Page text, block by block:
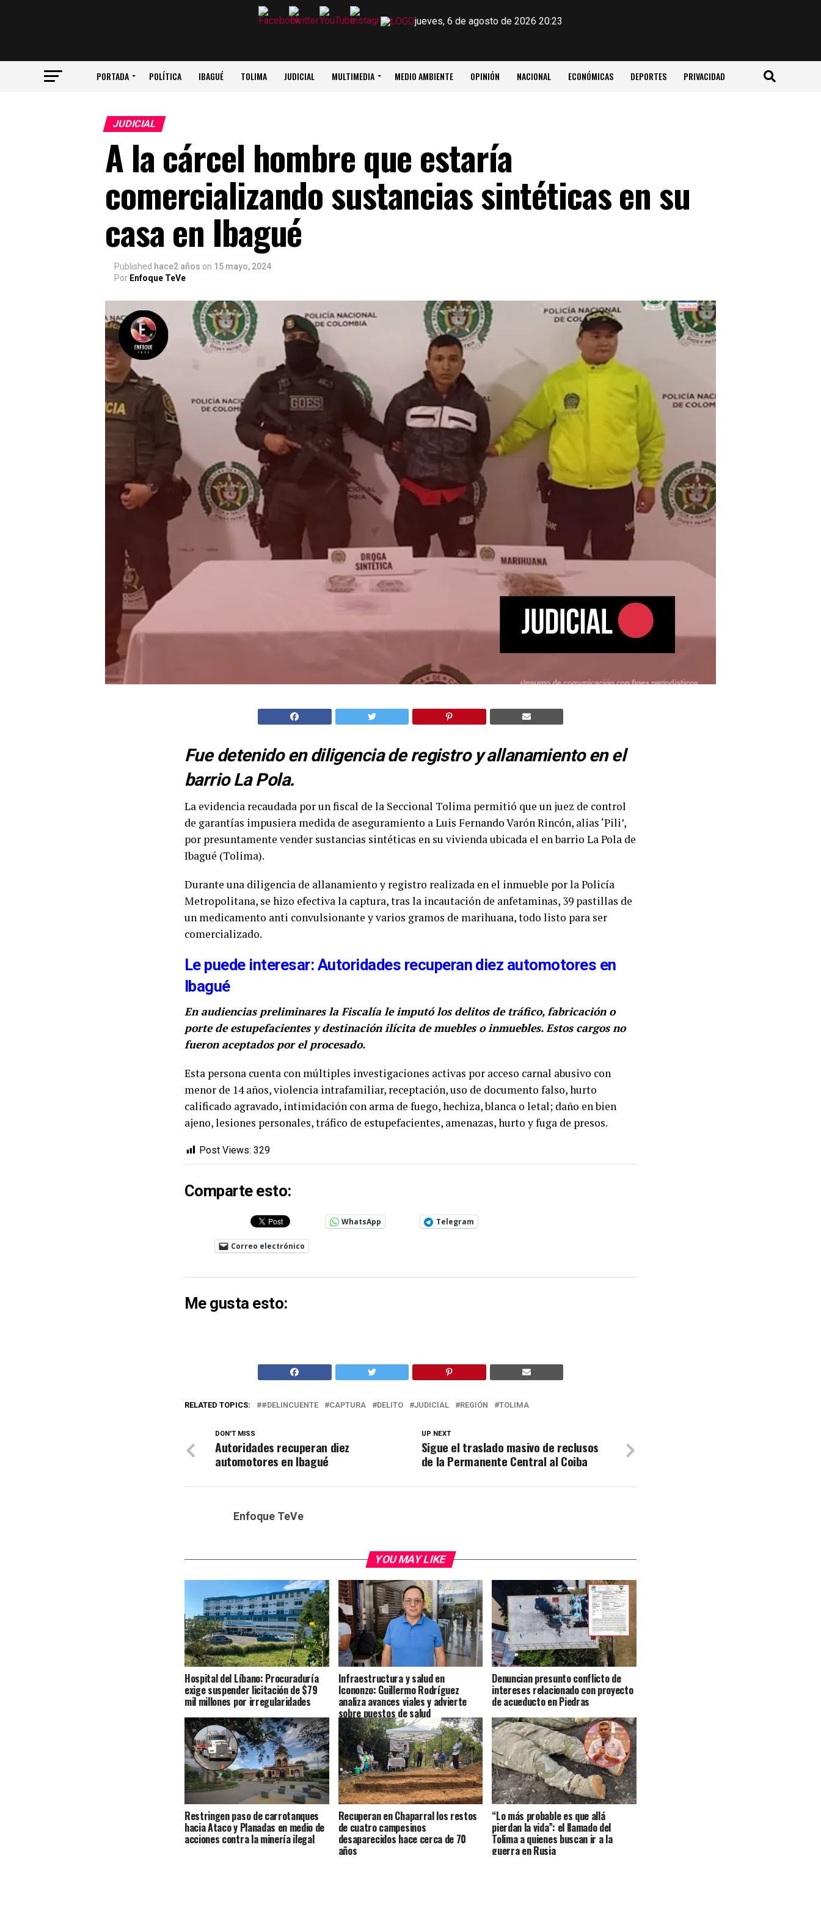
jueves, 6 de agosto de 2026 20:23
PORTADA POLÍTICA IBAGUÉ TOLIMA JUDICIAL MULTIMEDIA MEDIO AMBIENTE OPINIÓN NACIONAL ECONÓMICAS DEPORTES PRIVACIDAD
JUDICIAL
A la cárcel hombre que estaría
comercializando sustancias sintéticas en su
casa en Ibagué
Published hace2 años on 15 mayo, 2024
Por Enfoque TeVe
Fue detenido en diligencia de registro y allanamiento en el
barrio La Pola.
La evidencia recaudada por un fiscal de la Seccional Tolima permitió que un juez de control
de garantías impusiera medida de aseguramiento a Luis Fernando Varón Rincón, alias ‘Pili’,
por presuntamente vender sustancias sintéticas en su vivienda ubicada el en barrio La Pola de
Ibagué (Tolima).
Durante una diligencia de allanamiento y registro realizada en el inmueble por la Policía
Metropolitana, se hizo efectiva la captura, tras la incautación de anfetaminas, 39 pastillas de
un medicamento anti convulsionante y varios gramos de marihuana, todo listo para ser
comercializado.
Le puede interesar: Autoridades recuperan diez automotores en
Ibagué
En audiencias preliminares la Fiscalía le imputó los delitos de tráfico, fabricación o
porte de estupefacientes y destinación ilícita de muebles o inmuebles. Estos cargos no
fueron aceptados por el procesado.
Esta persona cuenta con múltiples investigaciones activas por acceso carnal abusivo con
menor de 14 años, violencia intrafamiliar, receptación, uso de documento falso, hurto
calificado agravado, intimidación con arma de fuego, hechiza, blanca o letal; daño en bien
ajeno, lesiones personales, tráfico de estupefacientes, amenazas, hurto y fuga de presos.
Post Views: 329
Comparte esto:
WhatsApp Telegram
Correo electrónico
Me gusta esto:
RELATED TOPICS: #DELINCUENTE CAPTURA DELITO JUDICIAL REGIÓN TOLIMA
UP NEXT
Sigue el traslado masivo de reclusos
de la Permanente Central al Coiba
DON'T MISS
Autoridades recuperan diez
automotores en Ibagué
Enfoque TeVe
YOU MAY LIKE
Hospital del Líbano: Procuraduría
exige suspender licitación de $79
mil millones por irregularidades
Infraestructura y salud en
Icononzo: Guillermo Rodríguez
analiza avances viales y advierte
sobre puestos de salud
Denuncian presunto conflicto de
intereses relacionado con proyecto
de acueducto en Piedras
Restringen paso de carrotanques
hacia Ataco y Planadas en medio de
acciones contra la minería ilegal
Recuperan en Chaparral los restos
de cuatro campesinos
desaparecidos hace cerca de 70
años
“Lo más probable es que allá
pierdan la vida”: el llamado del
Tolima a quienes buscan ir a la
guerra en Rusia